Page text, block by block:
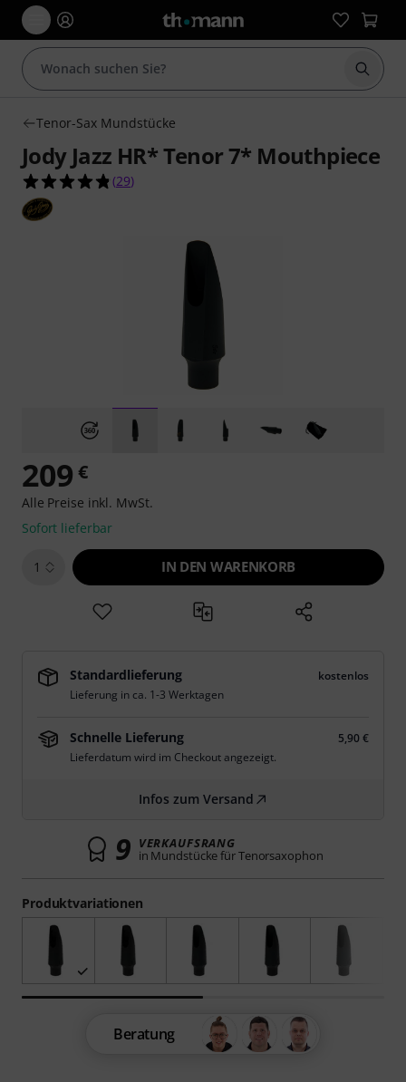
Suche
Tenor-Sax Mundstücke
Jody Jazz HR* Tenor 7* Mouthpiece
4.8 von 5 Sternen aus 29 Kundenbewertungen
(29)
Produktvariationen
209 €
Alle Preise inkl. MwSt.
Sofort lieferbar
1 IN DEN WARENKORB
Standardlieferung
kostenlos
Lieferung in ca. 1-3 Werktagen
Schnelle Lieferung
5,90 €
Lieferdatum wird im Checkout angezeigt.
Infos zum Versand
9 VERKAUFSRANG
in Mundstücke für Tenorsaxophon
Beratung